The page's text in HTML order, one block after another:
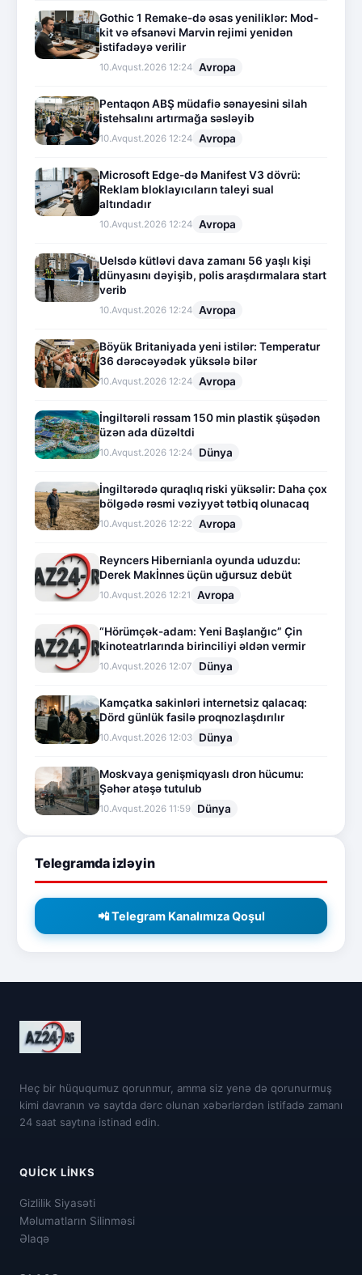
Gothic 1 Remake-də əsas yeniliklər: Mod-
kit və əfsanəvi Marvin rejimi yenidən
istifadəyə verilir
10.Avqust.2026 12:24 Avropa
Pentaqon ABŞ müdafiə sənayesini silah
istehsalını artırmağa səsləyib
10.Avqust.2026 12:24 Avropa
Microsoft Edge-də Manifest V3 dövrü:
Reklam bloklayıcıların taleyi sual
altındadır
10.Avqust.2026 12:24 Avropa
Uelsdə kütləvi dava zamanı 56 yaşlı kişi
dünyasını dəyişib, polis araşdırmalara start
verib
10.Avqust.2026 12:24 Avropa
Böyük Britaniyada yeni istilər: Temperatur
36 dərəcəyədək yüksələ bilər
10.Avqust.2026 12:24 Avropa
İngiltərəli rəssam 150 min plastik şüşədən
üzən ada düzəltdi
10.Avqust.2026 12:24 Dünya
İngiltərədə quraqlıq riski yüksəlir: Daha çox
bölgədə rəsmi vəziyyət tətbiq olunacaq
10.Avqust.2026 12:22 Avropa
Reyncers Hibernianla oyunda uduzdu:
Derek Makİnnes üçün uğursuz debüt
10.Avqust.2026 12:21 Avropa
“Hörümçək-adam: Yeni Başlanğıc” Çin
kinoteatrlarında birinciliyi əldən vermir
10.Avqust.2026 12:07 Dünya
Kamçatka sakinləri internetsiz qalacaq:
Dörd günlük fasilə proqnozlaşdırılır
10.Avqust.2026 12:03 Dünya
Moskvaya genişmiqyaslı dron hücumu:
Şəhər atəşə tutulub
10.Avqust.2026 11:59 Dünya
Telegramda izləyin
📲 Telegram Kanalımıza Qoşul
Heç bir hüququmuz qorunmur, amma siz yenə də qorunurmuş
kimi davranın və saytda dərc olunan xəbərlərdən istifadə zamanı
24 saat saytına istinad edin.
QUICK LINKS
Gizlilik Siyasəti
Məlumatların Silinməsi
Əlaqə